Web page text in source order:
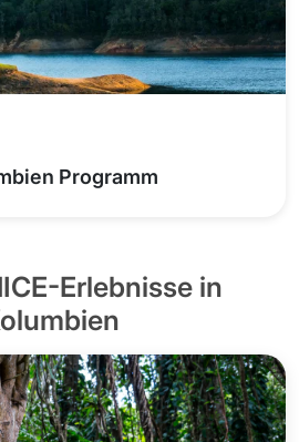
Programm
Erlebnisse in